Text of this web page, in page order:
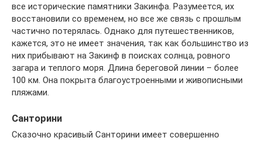
все исторические памятники Закинфа. Разумеется, их
восстановили со временем, но все же связь с прошлым
частично потерялась. Однако для путешественников,
кажется, это не имеет значения, так как большинство из
них прибывают на Закинф в поисках солнца, ровного
загара и теплого моря. Длина береговой линии – более
100 км. Она покрыта благоустроенными и живописными
пляжами.
Санторини
Сказочно красивый Санторини имеет совершенно